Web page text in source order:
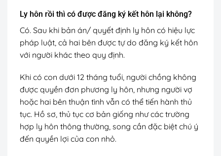
Ly hôn rồi thì có được đăng ký kết hôn lại không?
Có. Sau khi bản án/ quyết định ly hôn có hiệu lực
pháp luật, cả hai bên được tự do đăng ký kết hôn
với người khác theo quy định.
Khi có con dưới 12 tháng tuổi, người chồng không
được quyền đơn phương ly hôn, nhưng người vợ
hoặc hai bên thuận tình vẫn có thể tiến hành thủ
tục. Hồ sơ, thủ tục cơ bản giống như các trường
hợp ly hôn thông thường, song cần đặc biệt chú ý
đến quyền lợi của con nhỏ.